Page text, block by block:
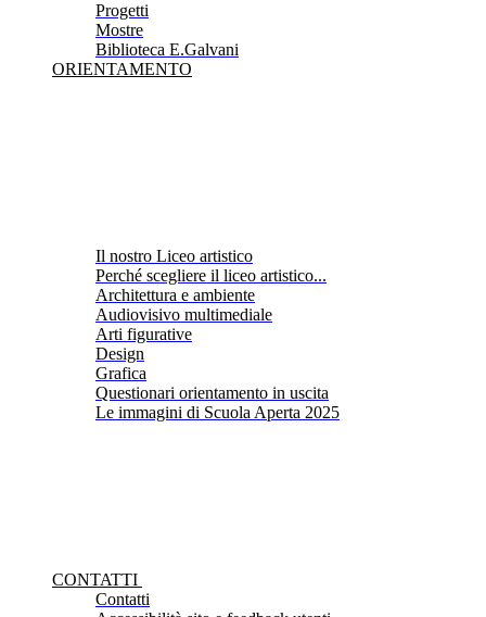
Progetti
Mostre
Biblioteca E.Galvani
ORIENTAMENTO
Il nostro Liceo artistico
Perché scegliere il liceo artistico...
Architettura e ambiente
Audiovisivo multimediale
Arti figurative
Design
Grafica
Questionari orientamento in uscita
Le immagini di Scuola Aperta 2025
CONTATTI
Contatti